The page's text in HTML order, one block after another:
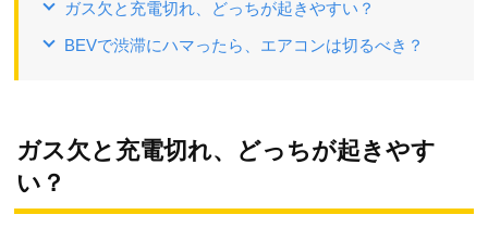
ガス欠と充電切れ、どっちが起きやすい？
BEVで渋滞にハマったら、エアコンは切るべき？
ガス欠と充電切れ、どっちが起きやす
い？